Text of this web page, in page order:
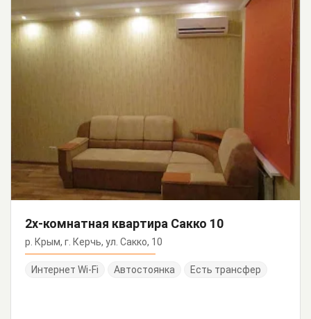
2х-комнатная квартира Сакко 10
р. Крым, г. Керчь, ул. Сакко, 10
Интернет Wi-Fi Автостоянка Есть трансфер